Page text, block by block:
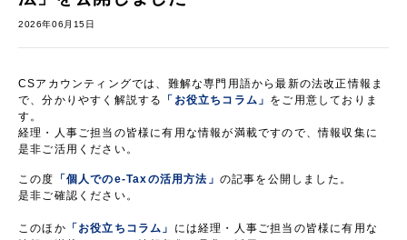
2026年06月15日
CSアカウンティングでは、難解な専門用語から最新の法改正情報ま
で、分かりやすく解説する
「お役立ちコラム」 をご用意しておりま
す。
経理・人事ご担当の皆様に有用な情報が満載ですので、情報収集に
是非ご活用ください。
この度 「個人でのe-Taxの活用方法」 の記事を公開しました。
是非ご確認ください。
このほか 「お役立ちコラム」 には経理・人事ご担当の皆様に有用な